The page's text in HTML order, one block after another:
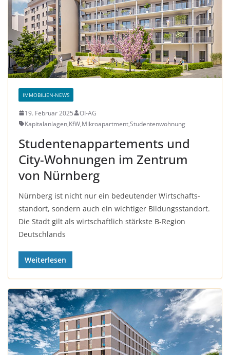
IMMOBILIEN-NEWS
19. Februar 2025
OI-AG
Kapitalanlagen,KfW,Mikroapartment,Studentenwohnung
Studentenappartements und
City-Wohnungen im Zentrum
von Nürnberg
Nürn­berg ist nicht nur ein be­deutender Wirt­schafts­
stand­ort, son­dern auch ein wich­tiger Bil­dungs­stand­ort.
Die Stadt gilt als wirt­schaft­lich stärks­te B-Re­gion
Deutsch­lands
Weiterlesen